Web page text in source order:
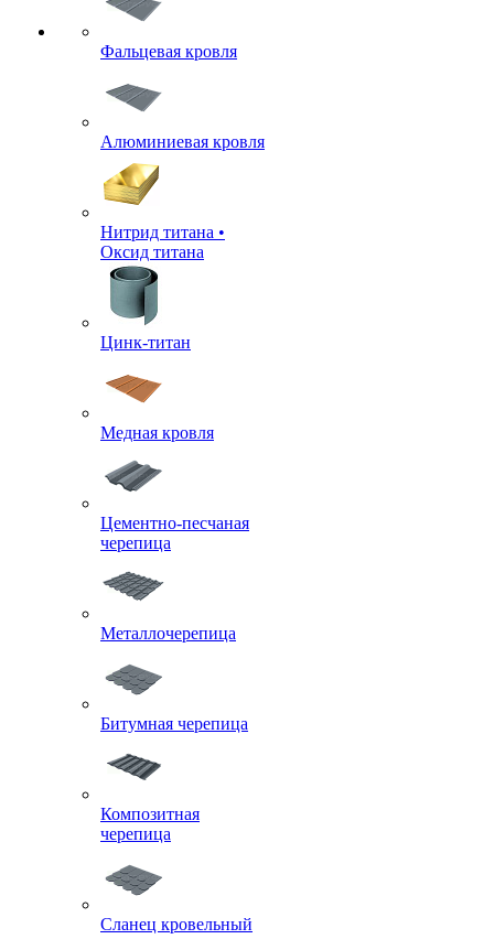
Фальцевая кровля
Алюминиевая кровля
Нитрид титана •
Оксид титана
Цинк-титан
Медная кровля
Цементно-песчаная
черепица
Металлочерепица
Битумная черепица
Композитная
черепица
Сланец кровельный